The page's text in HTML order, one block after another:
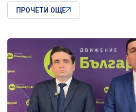
ПРОЧЕТИ ОЩЕ